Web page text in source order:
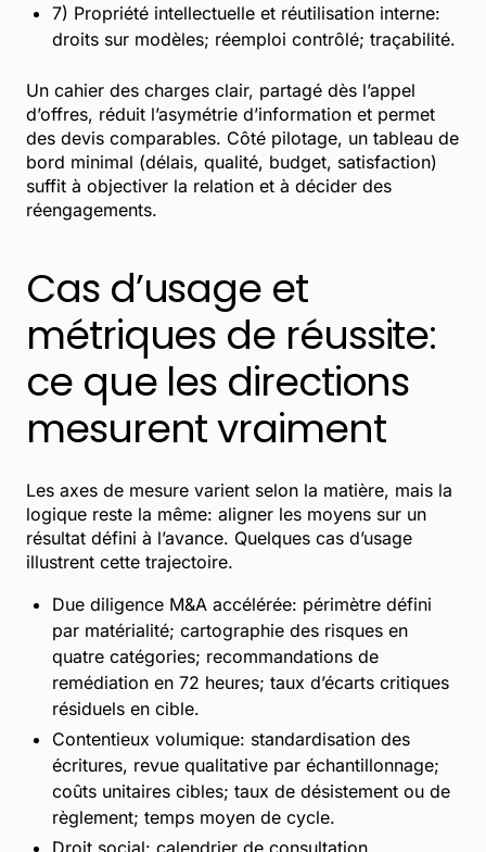
7) Propriété intellectuelle et réutilisation interne:
droits sur modèles; réemploi contrôlé; traçabilité.
Un cahier des charges clair, partagé dès l’appel
d’offres, réduit l’asymétrie d’information et permet
des devis comparables. Côté pilotage, un tableau de
bord minimal (délais, qualité, budget, satisfaction)
suffit à objectiver la relation et à décider des
réengagements.
Cas d’usage et
métriques de réussite:
ce que les directions
mesurent vraiment
Les axes de mesure varient selon la matière, mais la
logique reste la même: aligner les moyens sur un
résultat défini à l’avance. Quelques cas d’usage
illustrent cette trajectoire.
Due diligence M&A accélérée: périmètre défini
par matérialité; cartographie des risques en
quatre catégories; recommandations de
remédiation en 72 heures; taux d’écarts critiques
résiduels en cible.
Contentieux volumique: standardisation des
écritures, revue qualitative par échantillonnage;
coûts unitaires cibles; taux de désistement ou de
règlement; temps moyen de cycle.
Droit social: calendrier de consultation,